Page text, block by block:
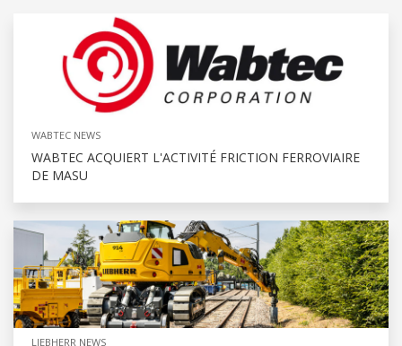
WABTEC NEWS
WABTEC ACQUIERT L'ACTIVITÉ FRICTION FERROVIAIRE
DE MASU
LIEBHERR NEWS